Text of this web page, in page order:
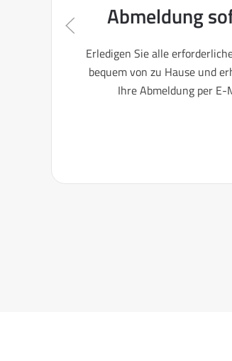
Abmeldung
Erledigen Sie alle
bequem von zu Hause und
Ihre Abmeldung per E-